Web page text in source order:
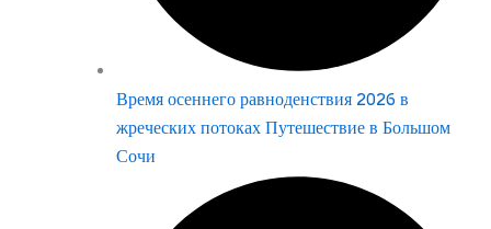
Время осеннего равноденствия 2026 в
жреческих потоках Путешествие в Большом
Сочи